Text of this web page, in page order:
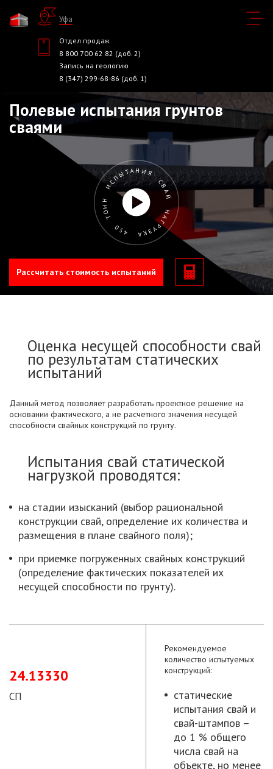
Уфа
Отдел продаж
8 800 700 62 82 (доб. 2)
Запись на геологию
8 (347) 299-68-86 (доб. 1)
Полевые испытания грунтов
сваями
ИСПЫТАНИЯ СВАЙ НАГРУЗКА 450 ТОНН
Рассчитать стоимость испытаний
Оценка несущей способности свай
по результатам статических
испытаний
Данный метод позволяет разработать проектное решение на
основании фактического, а не расчетного значения несущей
способности свайных конструкций по грунту.
Испытания свай статической
нагрузкой проводятся:
на стадии изысканий (выбор рациональной
конструкции свай, определение их количества и
размещения в плане свайного поля);
при приемке погруженных свайных конструкций
(определение фактических показателей их
несущей способности по грунту).
24.13330
СП
Рекомендуемое
количество испытуемых
конструкций:
статические
испытания свай и
свай-штампов –
до 1 % общего
числа свай на
объекте, но менее